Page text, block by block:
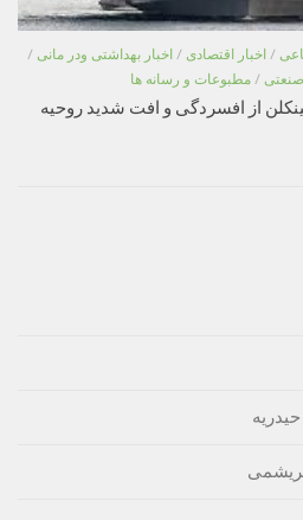
/ اخبار اقتصادی / اخبار بهداشتی ودر مانی /
صنعتی / مطبوعات و رسانه ها
لینکلن از افسردگی و افت شدید روحیه